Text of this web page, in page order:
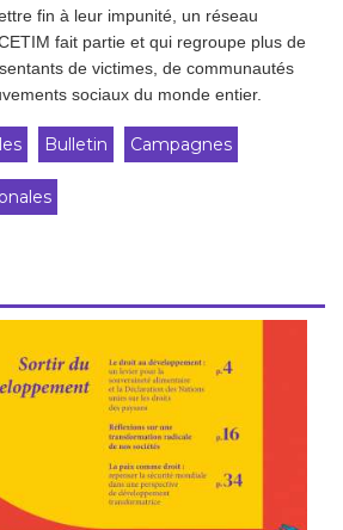
fin à leur impunité, un réseau
fait partie et qui regroupe plus de
de victimes, de communautés
sociaux du monde entier.
Bulletin Campagnes